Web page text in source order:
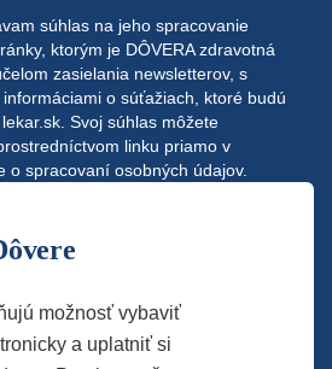
súhlas na jeho spracovanie
ktorým je DÔVERA zdravotná
zasielania newsletterov, s
o súťažiach, ktoré budú
lekar.sk. Svoj súhlas môžete
linku priamo v
o spracovaní osobných údajov.
možnosť vybaviť
a uplatniť si